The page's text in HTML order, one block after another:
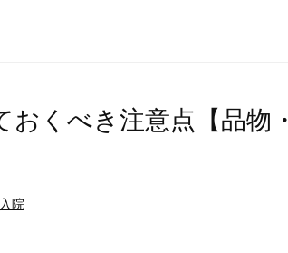
くべき注意点【品物・
入院